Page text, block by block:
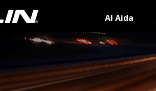
AI Aida